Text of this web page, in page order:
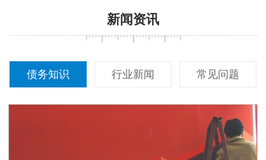
新闻资讯
债务知识 行业新闻 常见问题